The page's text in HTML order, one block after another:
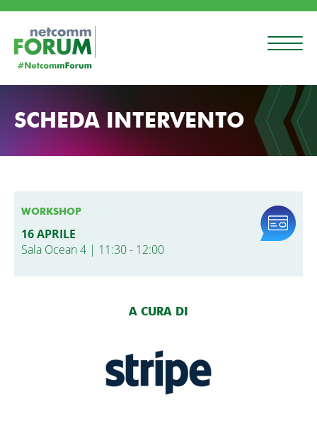
SCHEDA INTERVENTO
WORKSHOP
16 APRILE
Sala Ocean 4 | 11:30 - 12:00
A CURA DI